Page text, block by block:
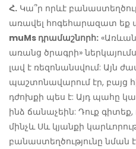
Հ. Կա՞ր որևէ
առավել հոգեհարազատ եք
muMs դրամաշնորհ:
առանց ծրագրի»
լավ է ռեզոնանսվում: Այն
պաշտոնավարում էր, բայց
դժոխքի պես է: Այդ պահը
ինձ ճանաչեին: Դուք
մինչև Սև կյանքի
բանաստեղծությունը նման